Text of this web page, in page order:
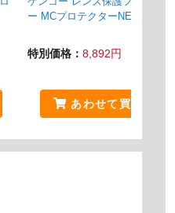
ー MCプロテクターNEO
特別価格： 8,892円
あわせて買う